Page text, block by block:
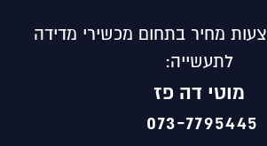
מחיר בתחום מכשירי מדידה
לתעשייה:
מוטי דה פז
073-7795445